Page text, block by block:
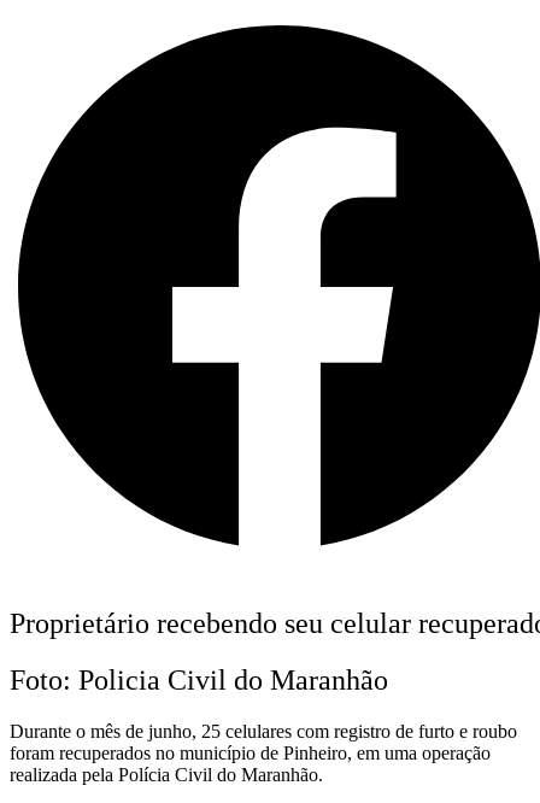
Proprietário recebendo seu celular
Foto: Policia Civil do Maranhão
Durante o mês de junho, 25 celulares com registro de furto e roubo
foram recuperados no município de Pinheiro, em uma operação
realizada pela Polícia Civil do Maranhão.